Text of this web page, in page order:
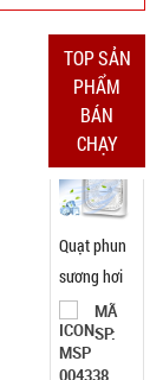
TOP SẢN
PHẨM
BÁN
CHẠY
Cân nặng:
0,5kg
Đặt
hàng
Quạt phun
sương hơi
nước vuông
Air Cooler
Fan
MÃ
SP:
004338